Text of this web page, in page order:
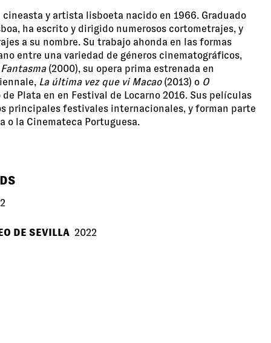
cineasta y artista lisboeta nacido en 1966. Graduado
ha escrito y dirigido numerosos cortometrajes, y
a su nombre. Su trabajo ahonda en las formas
entre una variedad de géneros cinematográficos,
Fantasma(2000), su opera prima estrenada en
La última vez que vi Macao(2013) o O
Plata en en Festival de Locarno 2016. Sus películas
principales festivales internacionales, y forman parte
o la Cinemateca Portuguesa.
DE SEVILLA 2022